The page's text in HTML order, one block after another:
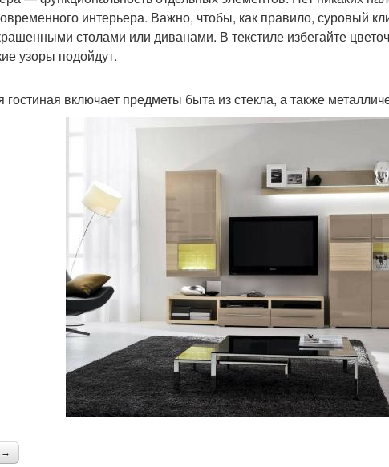
интерьера. Важно, чтобы, как правило, суровый
столами или диванами. В текстиле избегайте
узоры подойдут.
включает предметы быта из стекла, а также
→